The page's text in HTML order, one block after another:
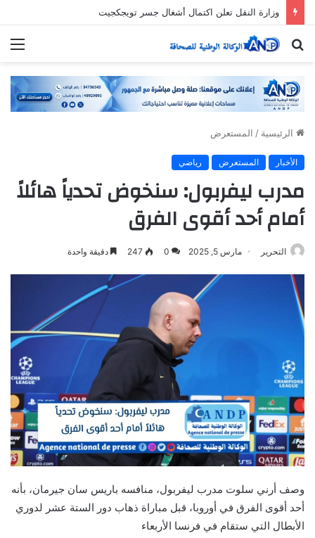
وزارة النقل تعلن اكتمال أشغال جسر تويجكجيت
بحث
الرئيسية / المستعرض
الأخبار المستعرض رياضي
مدرب ليفربول: سنخوض تحدياً هائلاً
أمام أحد أقوى الفرق
التحرير مارس 5, 2025 0
247 دقيقة واحدة
وصف أرني سلوت مدرب ليفربول، منافسه باريس سان جيرمان، بأنه
أحد أقوى الفرق في أوروبا، قبل مباراة ذهاب دور الستة عشر لدوري
الأبطال التي ستقام في فرنسا الأربعاء